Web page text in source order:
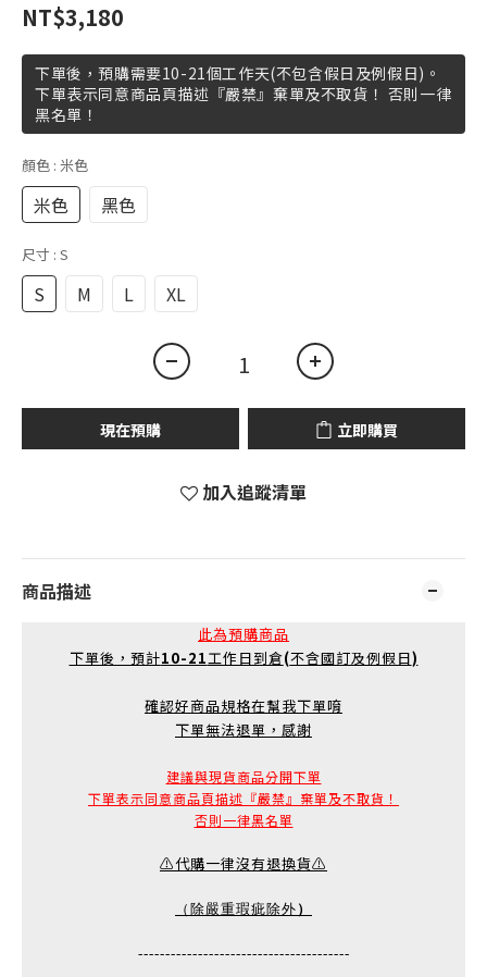
NT$3,180
下單後，預購需要10-21個工作天(不包含假日及例假日)。
下單表示同意商品頁描述『嚴禁』棄單及不取貨！ 否則一律
黑名單！
顏色 : 米色
米色 黑色
尺寸 : S
S M L XL
現在預購 立即購買
加入追蹤清單
商品描述
此為預購商品
下單後，預計10-21工作日到倉(不含國訂及例假日)
確認好商品規格在幫我下單唷
下單無法退單，感謝
建議與現貨商品分開下單
下單表示同意商品頁描述『嚴禁』棄單及不取貨！
否則一律黑名單
⚠️代購一律沒有退換貨⚠️
（除嚴重瑕疵除外 ）
---------------------------------------